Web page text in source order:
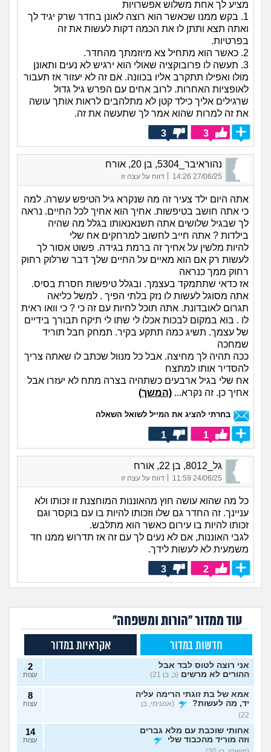
מציע לך אחת משלוש אפשרויות
1. בקש ממנו שכאשר הוא רוצה לאונן בחדר שרק יגיד לך
ואתה תצא ותתן לו את הכמה דקות לעשות את זה
בפרטיות.
2. כאשר הוא מתחיל צא מיוזמתך מהחדר.
3. תעשה לו פרובוקציה שאולי הוא ירגיש לא נעים ותאונן
מולו ואפילו תתקרב אליו בכוונה. אם זה לא יעזור אז תעבור
לאופציות האחרות. לרוב אחים עם הפרש גיל גדול
שרגילים אליך כילד קטן לא מתלהבים לראות אותך עושה
את זה למרות שהוא אמר לך שתעשה את זה.
3
3
נהוראיבר_5304, בן 20, אורח
27/06/25 14:26 דווח על עצה זו
אתה היום ילד צעיר זה מה שנקרא גיל הטיפש עשרה. למה
כי אתה חושב בטיפשות. אחיך הוא אחיך לכל החיים. נראה
לך שבגיל שלושים אתה תשנאנאותו בגלל מה שהיה
בילדות ? אתה חייב לחשוב למרחקים אח שלי
להיות מלשין על אחיך זה ברמת בגידה. פשוט אסור לך
לעשות רק אם הוא מאיים על החיים שלך דבר שרלוק רחוק
רחוק ממך כנראה
אז כדאי שתתמקד בעצמך. ובגלל טיפשות חסרת בסיס.
אתה מסוגל לעשות לו נזק בלתי הפיך . למשל כליאה
תגרום לאובדונת. אתה תוכל לחיות עם זה כי ? כי וואו ראית
לו . בוא במקום לבכות אכלו לי שתו לי תיקח תבורך בידיים
של עצמך. תשיג כמה תתקע בקיר. תמחק חבל תוריד
שמחכה
ככה תהיה לך מחיצה. אבל כל מנוול שכתב לו שאתה צריך
להסדיר אותו למתצח
אח שלי בגיל ארבעים כשתהיה בצרה מתח לא יעזרו אבל
אחיך כן. זה נקרא... (המשך)
בחרתי להציג את המייל לשואל השאלה
1
1
גל_8012, בן 22, אורח
24/06/25 11:59 דווח על עצה זו
כל מה שהוא עושה חוץ מהאוננות המוחצנת זו זכותו ולא
עניינך. זה החדר גם שלו וזכותו להיות בו עם בוקסר וגם
זכותו להיות בו עירום כאשר הוא מתלבש.
לגבי האוננות, אם לא נעים לך עם זה אז תדרוש ממנו חד
משמעית לא לעשות לידך.
2
3
עוד ממדור "הורות ומשפחה"
חדשות במדור אקראיות במדור
אני רוצה לטוס לבד אבל
ההורים לא מרשים (כ, בן 21)
2
עצות
אמא של בת זוגתי הרימה עליה
יד, מה לעשות?
(אנונימי, בן
22)
8
עצות
אחותי שוכבת עם מלא גברים
וזה מוריד מהכבוד שלי
14
עצות